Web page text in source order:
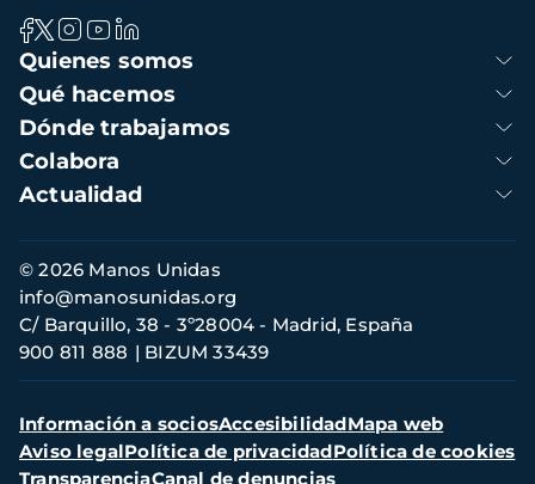
Navegación
principal
Quienes somos
Qué hacemos
Dónde trabajamos
Colabora
Actualidad
Información
de
contacto
© 2026 Manos Unidas
C/ Barquillo, 38 - 3º28004 - Madrid, España
900 811 888
BIZUM 33439
info@manosunidas.org
Menú
secundario
Información a sociosAccesibilidadMapa web
Aviso legalPolítica de privacidadPolítica de cookies
TransparenciaCanal de denuncias